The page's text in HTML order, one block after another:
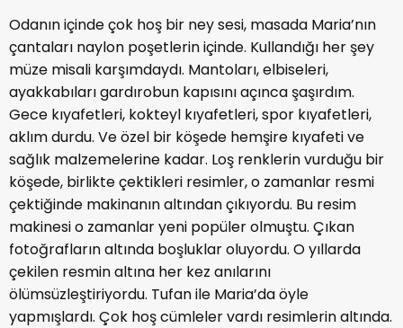
Odanın içinde çok hoş bir ney sesi, masada Maria’nın
çantaları naylon poşetlerin içinde. Kullandığı her şey
müze misali karşımdaydı. Mantoları, elbiseleri,
ayakkabıları gardırobun kapısını açınca şaşırdım.
Gece kıyafetleri, kokteyl kıyafetleri, spor kıyafetleri,
aklım durdu. Ve özel bir köşede hemşire kıyafeti ve
sağlık malzemelerine kadar. Loş renklerin vurduğu bir
köşede, birlikte çektikleri resimler, o zamanlar resmi
çektiğinde makinanın altından çıkıyordu. Bu resim
makinesi o zamanlar yeni popüler olmuştu. Çıkan
fotoğrafların altında boşluklar oluyordu. O yıllarda
çekilen resmin altına her kez anılarını
ölümsüzleştiriyordu. Tufan ile Maria’da öyle
yapmışlardı. Çok hoş cümleler vardı resimlerin altında.